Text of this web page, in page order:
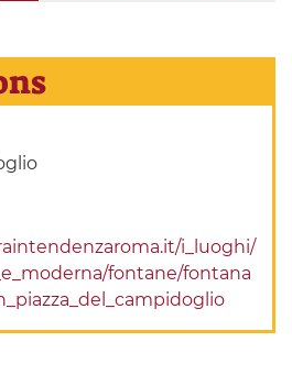
i_luoghi/
fontane/fontana